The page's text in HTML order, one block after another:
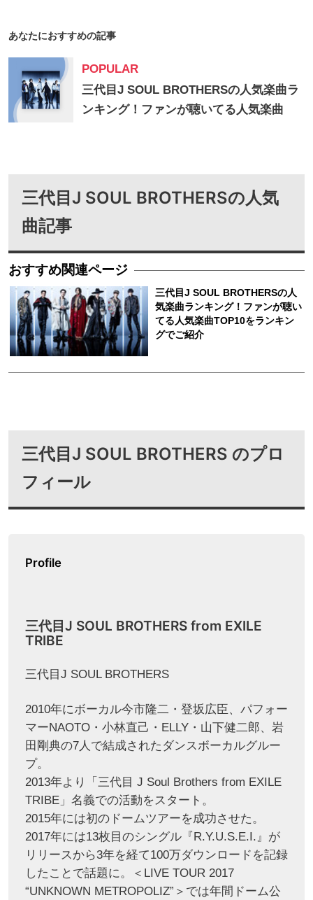
あなたにおすすめの記事
POPULAR
三代目J SOUL BROTHERSの人気楽曲ラ
ンキング！ファンが聴いてる人気楽曲
三代目J SOUL BROTHERSの人気
曲記事
三代目J SOUL BROTHERS のプロ
フィール
Profile
三代目J SOUL BROTHERS from EXILE
TRIBE
三代目J SOUL BROTHERS
2010年にボーカル今市隆二・登坂広臣、パフォー
マーNAOTO・小林直己・ELLY・山下健二郎、岩
田剛典の7人で結成されたダンスボーカルグルー
プ。
2013年より「三代目 J Soul Brothers from EXILE
TRIBE」名義での活動をスタート。
2015年には初のドームツアーを成功させた。
2017年には13枚目のシングル『R.Y.U.S.E.I.』が
リリースから3年を経て100万ダウンロードを記録
したことで話題に。＜LIVE TOUR 2017
“UNKNOWN METROPOLIZ”＞では年間ドーム公